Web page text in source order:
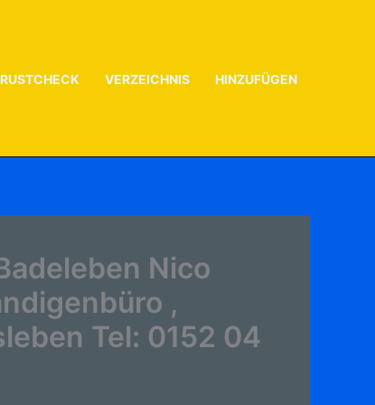
VERZEICHNIS HINZUFÜGEN
Nico
,
Tel: 0152 04